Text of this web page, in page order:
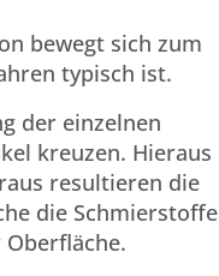
bewegt sich zum
typisch ist.
der einzelnen
kreuzen. ­Hieraus
resultieren die
die Schmierstoffe